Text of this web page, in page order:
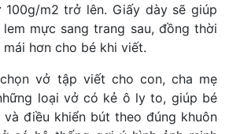
m2 trở lên. Giấy dày sẽ giúp
mực sang trang sau, đồng thời
hơn cho bé khi viết.
vở tập viết cho con, cha mẹ
loại vở có kẻ ô ly to, giúp bé
và điều khiển bút theo đúng khuôn